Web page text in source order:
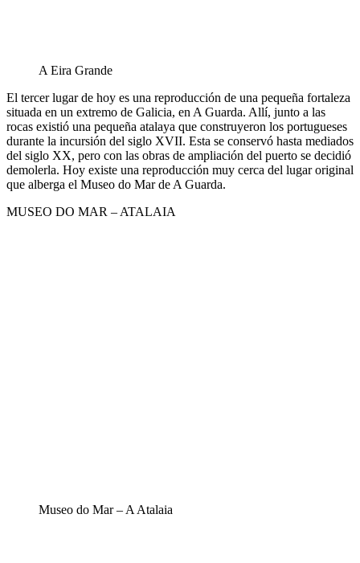
A Eira Grande
El tercer lugar de hoy es una reproducción de una pequeña fortaleza
situada en un extremo de Galicia, en A Guarda. Allí, junto a las
rocas existió una pequeña atalaya que construyeron los portugueses
durante la incursión del siglo XVII. Esta se conservó hasta mediados
del siglo XX, pero con las obras de ampliación del puerto se decidió
demolerla. Hoy existe una reproducción muy cerca del lugar original
que alberga el Museo do Mar de A Guarda.
MUSEO DO MAR – ATALAIA
Museo do Mar – A Atalaia